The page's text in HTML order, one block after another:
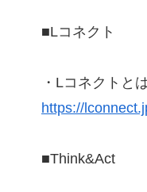
■Lコネクト
・Lコネクトと
https://
■Think&Act